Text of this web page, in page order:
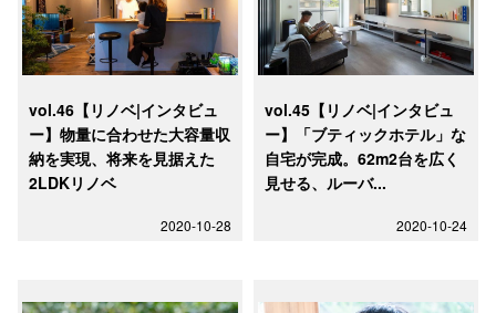
vol.46【リノベ|インタビュ
ー】物量に合わせた大容量収
納を実現、将来を見据えた
2LDKリノベ
2020-10-28
vol.45【リノベ|インタビュ
ー】「ブティックホテル」な
自宅が完成。62m2台を広く
見せる、ルーバ...
2020-10-24